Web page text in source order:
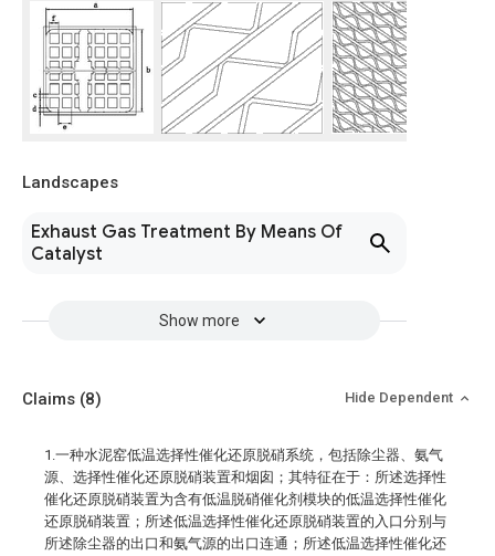
Landscapes
Exhaust Gas Treatment By Means Of
Catalyst
Show more
Claims (8) Hide Dependent
1.一种水泥窑低温选择性催化还原脱硝系统，包括除尘器、氨气
源、选择性催化还原脱硝装置和烟囱；其特征在于：所述选择性
催化还原脱硝装置为含有低温脱硝催化剂模块的低温选择性催化
还原脱硝装置；所述低温选择性催化还原脱硝装置的入口分别与
所述除尘器的出口和氨气源的出口连通；所述低温选择性催化还